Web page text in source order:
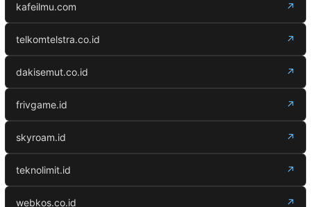
kafeilmu.com ↗
telkomtelstra.co.id ↗
dakisemut.co.id ↗
frivgame.id ↗
skyroam.id ↗
teknolimit.id ↗
webkos.co.id ↗